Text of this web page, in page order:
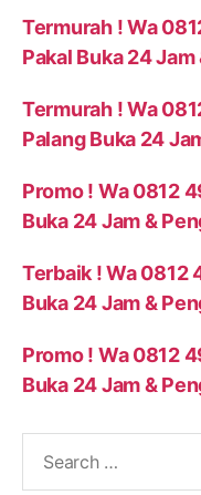
Termurah ! Wa
Pakal Buka 24
Termurah ! Wa
Palang Buka 24
Promo ! Wa 0812
Buka 24 Jam &
Terbaik ! Wa 0812
Buka 24 Jam &
Promo ! Wa 0812
Buka 24 Jam &